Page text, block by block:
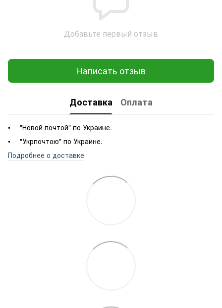
Добавьте первый отзыв
Написать отзыв
Доставка Оплата
"Новой почтой" по Украине.
"Укрпочтою" по Украине.
Подробнее о доставке